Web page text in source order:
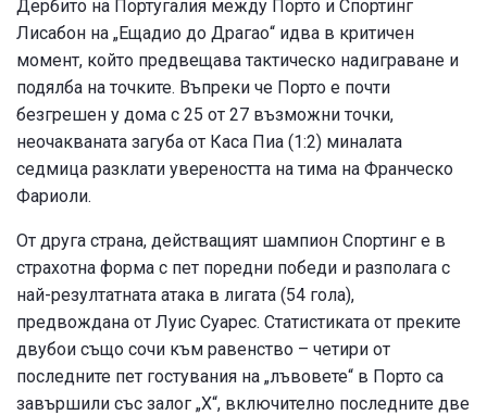
Дербито на Португалия между Порто и Спортинг
Лисабон на „Ещадио до Драгао“ идва в критичен
момент, който предвещава тактическо надиграване и
подялба на точките. Въпреки че Порто е почти
безгрешен у дома с 25 от 27 възможни точки,
неочакваната загуба от Каса Пиа (1:2) миналата
седмица разклати увереността на тима на Франческо
Фариоли.
От друга страна, действащият шампион Спортинг е в
страхотна форма с пет поредни победи и разполага с
най-резултатната атака в лигата (54 гола),
предвождана от Луис Суарес. Статистиката от преките
двубои също сочи към равенство – четири от
последните пет гостувания на „лъвовете“ в Порто са
завършили със залог „Х“, включително последните две